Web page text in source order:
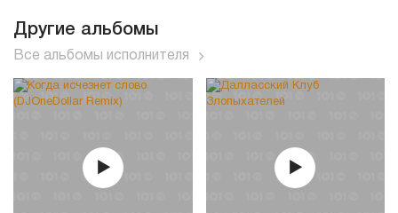
Другие альбомы
Все альбомы исполнителя